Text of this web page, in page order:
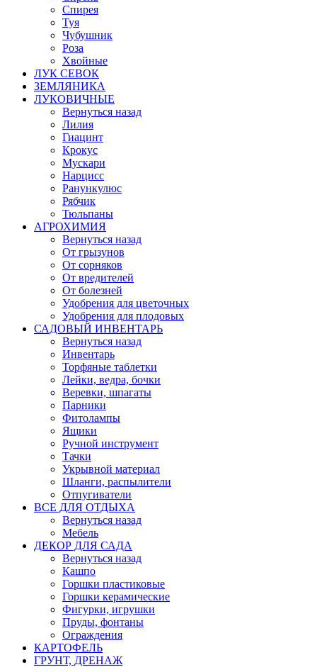
Спирея
Туя
Чубушник
Роза
Хвойные
ЛУК СЕВОК
ЗЕМЛЯНИКА
ЛУКОВИЧНЫЕ
Вернуться назад
Лилия
Гиацинт
Крокус
Мускари
Нарцисс
Ранункулюс
Рябчик
Тюльпаны
АГРОХИМИЯ
Вернуться назад
От грызунов
От сорняков
От вредителей
От болезней
Удобрения для цветочных
Удобрения для плодовых
САДОВЫЙ ИНВЕНТАРЬ
Вернуться назад
Инвентарь
Торфяные таблетки
Лейки, ведра, бочки
Веревки, шпагаты
Парники
Фитолампы
Ящики
Ручной инструмент
Тачки
Укрывной материал
Шланги, распылители
Отпугиватели
ВСЕ ДЛЯ ОТДЫХА
Вернуться назад
Мебель
ДЕКОР ДЛЯ САДА
Вернуться назад
Кашпо
Горшки пластиковые
Горшки керамические
Фигурки, игрушки
Пруды, фонтаны
Ограждения
КАРТОФЕЛЬ
ГРУНТ, ДРЕНАЖ